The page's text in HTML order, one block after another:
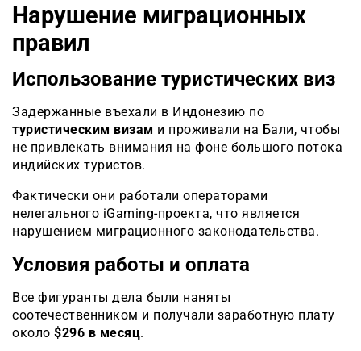
Нарушение миграционных
правил
Использование туристических виз
Задержанные въехали в Индонезию по
туристическим визам и проживали на Бали, чтобы
не привлекать внимания на фоне большого потока
индийских туристов.
Фактически они работали операторами
нелегального iGaming-проекта, что является
нарушением миграционного законодательства.
Условия работы и оплата
Все фигуранты дела были наняты
соотечественником и получали заработную плату
около $296 в месяц.